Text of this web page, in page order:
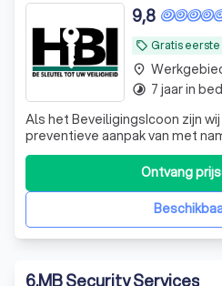
local_offer Gratis
9,8
Als het BeveiligingsIcoon zijn
preventieve aanpak van met
de wereld van beveiliging is
service en kwaliteit. Het
met apparatuur van uitstekende
verzekerd bent van de rust
Ontvang
place
timelapse 7 jaar in
6.MB Security Services